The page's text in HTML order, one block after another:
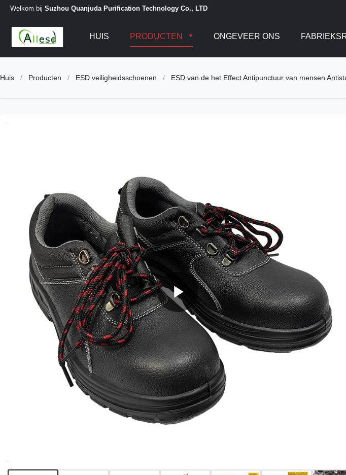
Welkom bij Suzhou Quanjuda Purification Technology Co., LTD
HUIS PRODUCTEN ONGEVEER ONS
Huis / Producten / ESD veiligheidsschoenen / ESD van de het Effect Antipunctuur van mensen